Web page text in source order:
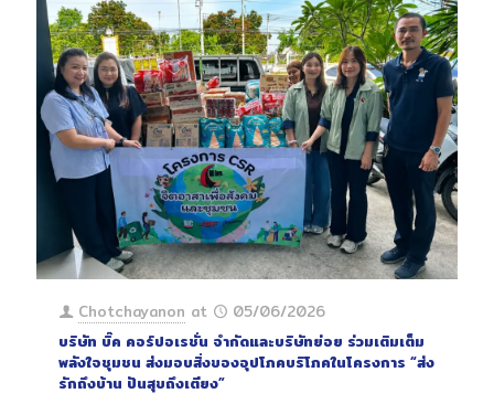
Chotchayanon at
05/06/2026
บริษัท บิ๊ค คอร์ปอเรชั่น จำกัดและบริษัทย่อย ร่วมเติมเต็ม
พลังใจชุมชน ส่งมอบสิ่งของอุปโภคบริโภคในโครงการ “ส่ง
รักถึงบ้าน ปันสุขถึงเตียง”